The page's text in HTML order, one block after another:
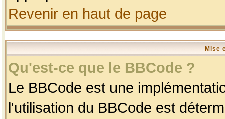
Revenir en haut de page
Mise
Qu'est-ce que le BBCode ?
Le BBCode est une
l'utilisation du BBCode est